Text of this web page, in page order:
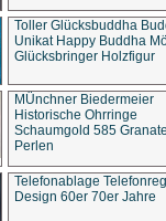
Toller Glücksbuddha
Unikat Happy Buddha
Glücksbringer Holzfigur
MÜnchner Biedermeier
Historische Ohrringe
Schaumgold 585
Perlen
Telefonablage
Design 60er 70er Jahre